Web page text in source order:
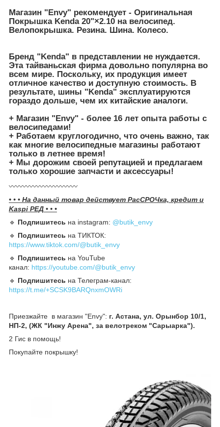
Магазин "Envy" рекомендует - Оригинальная
Покрышка Kenda 20"×2.10 на велосипед.
Велопокрышка. Резина. Шина. Колесо.
Бренд "Kenda" в представлении не нуждается.
Эта тайваньская фирма довольно популярна во
всем мире. Поскольку, их продукция имеет
отличное качество и доступную стоимость. В
результате, шины "Kenda" эксплуатируются
гораздо дольше, чем их китайские аналоги.
+ Магазин "Envy" - более 16 лет опыта работы с
велосипедами!
+ Работаем круглогодично, что очень важно, так
как многие велосипедные магазины работают
только в летнее время!
+ Мы дорожим своей репутацией и предлагаем
только хорошие запчасти и аксессуары!
〰️〰️〰️〰️〰️〰️〰️〰️〰️〰️
• • • На данный товар действует РасСРОЧка, кредит и
Kaspi РЕД • • •
🔹️ Подпишитесь на instagram: @butik_envy
🔹️ Подпишитесь на ТИКТОК:
https://www.tiktok.com/@butik_envy
🔹️ Подпишитесь на YouTube
канал: https://youtube.com/@butik_envy
🔹️ Подпишитесь на Телеграм-канал:
https://t.me/+SCSK9BARQnxmOWRi
Приезжайте в магазин "Envy": г. Астана, ул. Орынбор 10/1,
НП-2, (ЖК "Инжу Арена", за велотреком "Сарыарка").
2 Гис в помощь!
Покупайте покрышку!